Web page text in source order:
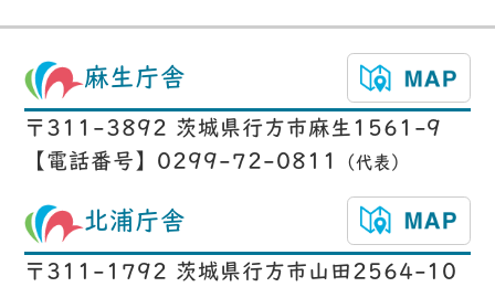
麻生庁舎
〒311-3892 茨城県行方市麻生1561-9
【電話番号】0299-72-0811
（代表）
北浦庁舎
〒311-1792 茨城県行方市山田2564-10